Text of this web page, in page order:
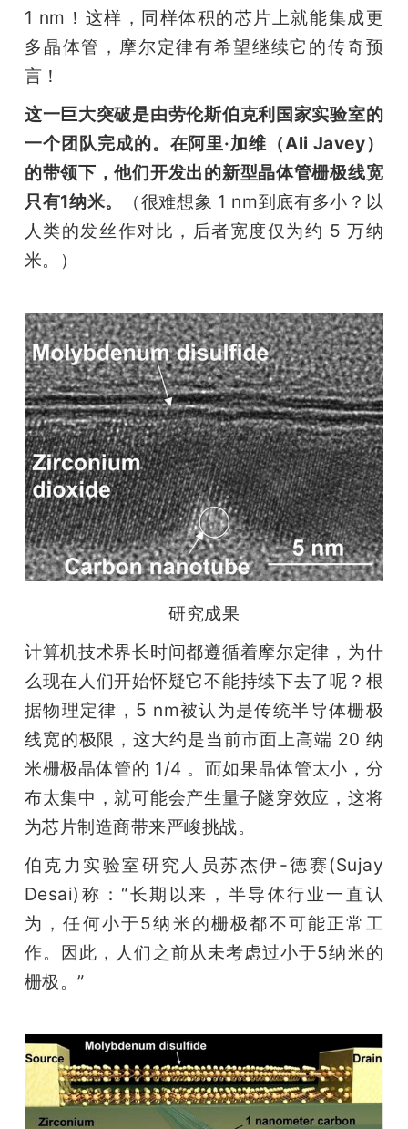
搞
1 nm！这样，同样体积的芯片上就能集成更
多晶体管，摩尔定律有希望继续它的传奇预
言！
这一巨大突破是由劳伦斯伯克利国家实验室的
一个团队完成的。在阿里·加维（Ali Javey）
的带领下，他们开发出的新型晶体管栅极线宽
只有1纳米。
（很难想象 1 nm到底有多小？以
人类的发丝作对比，后者宽度仅为约 5 万纳
米。）
研究成果
计算机技术界长时间都遵循着摩尔定律，为什
么现在人们开始怀疑它不能持续下去了呢？根
据物理定律，5 nm被认为是传统半导体栅极
线宽的极限，这大约是当前市面上高端 20 纳
米栅极晶体管的 1/4 。而如果晶体管太小，分
布太集中，就可能会产生量子隧穿效应，这将
为芯片制造商带来严峻挑战。
伯克力实验室研究人员苏杰伊-德赛(Sujay
Desai)称：“长期以来，半导体行业一直认
为，任何小于5纳米的栅极都不可能正常工
作。因此，人们之前从未考虑过小于5纳米的
栅极。”